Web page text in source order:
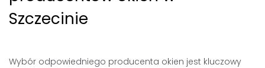
Szczecinie
Wybór odpowiedniego producenta okien jest kluczowy